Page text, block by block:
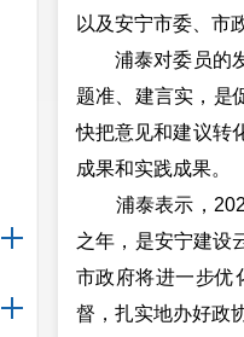
以及安宁市委、市
浦泰对委员的发
题准、建言实，是
快把意见和建议转
成果和实践成果。
浦泰表示，2025
之年，是安宁建设
市政府将进一步优
督，扎实地办好政